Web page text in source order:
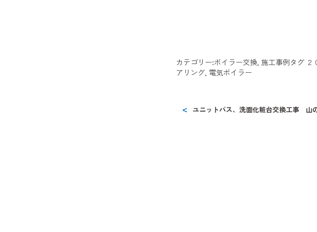
カテゴリー:ボイラー交換 ,施工事例タグ ２
アリング 電気ボイラー
ユニットバス、洗面化粧台交換工事 山